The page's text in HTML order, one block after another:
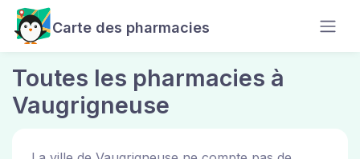
Carte des pharmacies
Toutes les pharmacies à
Vaugrigneuse